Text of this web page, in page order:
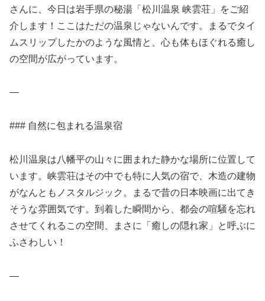
さんに、今日は岩手県の秘湯「松川温泉 峡雲荘」をご紹
介します！ここはただの温泉じゃないんです。まるでタイ
ムスリップしたかのような風情と、心も体もほぐれる癒し
の空間が広がっています。
—
### 自然に包まれる温泉宿
松川温泉は八幡平の山々に囲まれた静かな場所に位置して
います。峡雲荘はその中でも特に人気の宿で、木造の建物
がなんともノスタルジック。まるで昔の日本映画に出てき
そうな雰囲気です。到着した瞬間から、都会の喧騒を忘れ
させてくれるこの空間、まさに「癒しの隠れ家」と呼ぶに
ふさわしい！
—